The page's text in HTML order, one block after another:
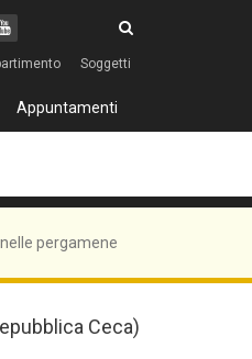
Soggetti
Appuntamenti
pergamene
Ceca)